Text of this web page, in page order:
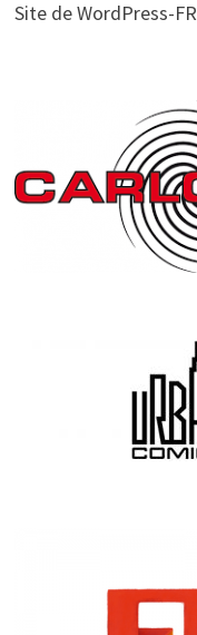
Site de WordPress-FR